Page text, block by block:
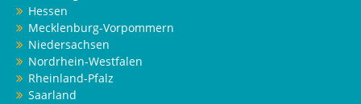
Hessen
Mecklenburg-Vorpommern
Niedersachsen
Nordrhein-Westfalen
Rheinland-Pfalz
Saarland